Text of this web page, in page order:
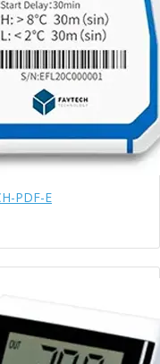
PDF-E